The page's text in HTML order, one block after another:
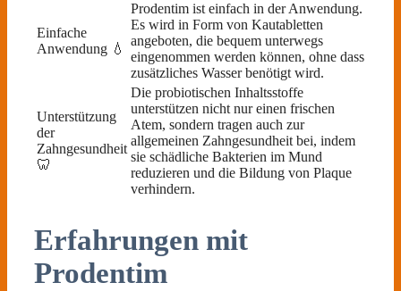
Einfache
Anwendung 💧
Prodentim ist einfach in der Anwendung.
Es wird in Form von Kautabletten
angeboten, die bequem unterwegs
eingenommen werden können, ohne dass
zusätzliches Wasser benötigt wird.
Unterstützung
der
Zahngesundheit
🦷
Die probiotischen Inhaltsstoffe
unterstützen nicht nur einen frischen
Atem, sondern tragen auch zur
allgemeinen Zahngesundheit bei, indem
sie schädliche Bakterien im Mund
reduzieren und die Bildung von Plaque
verhindern.
Erfahrungen mit
Prodentim